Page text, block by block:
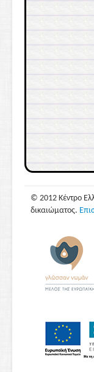
© 2012 Κέντρο
δικαιώματος.